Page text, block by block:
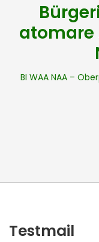
atomare
BI WAA NAA –
Testmail